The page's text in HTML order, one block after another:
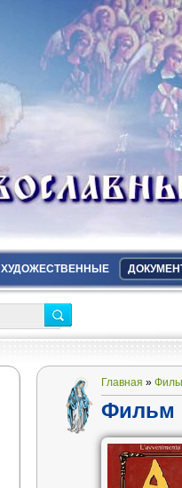
ХУДОЖЕСТВЕННЫЕ
Главная »
Фильм